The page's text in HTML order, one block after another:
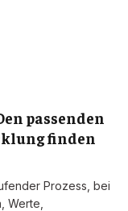
passenden
finden
Prozess, bei
Werte,